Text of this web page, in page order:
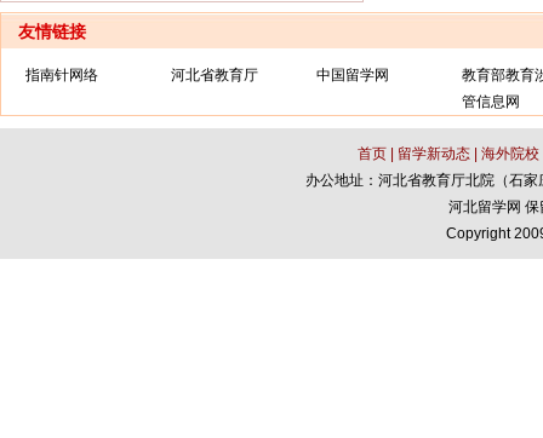
友情链接
指南针网络 河北省教育厅 中国留学网
教育部教育
管信息网
首页| 留学新动态 海外院校
办公地址：河北省教育厅北院（石
河北留学网
Copyright